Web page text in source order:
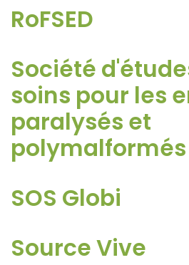
RoFSED
Société
soins pour les
paralysés et
polymalformés
SOS Globi
Source Vive